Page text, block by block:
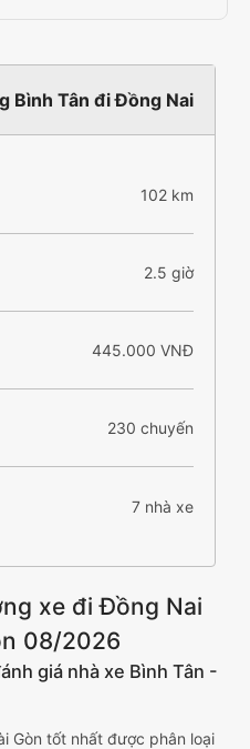
Bình Tân đi Đồng Nai
102 km
2.5 giờ
445.000 VNĐ
230 chuyến
7 nhà xe
xe đi Đồng Nai
08/2026
giá nhà xe Bình Tân -
Gòn tốt nhất được phân loại